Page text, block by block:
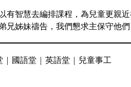
有智慧去編排課程，為兒童更親近
兄姊妹禱告，我們懇求主保守他
| 國語堂 |英語堂 | 兒童事工